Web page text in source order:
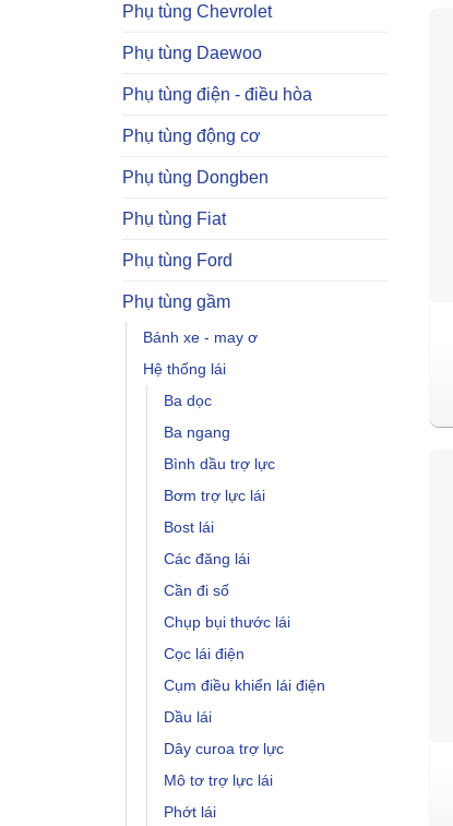
Phụ tùng Chevrolet
Phụ tùng Daewoo
Phụ tùng điện - điều hòa
Phụ tùng động cơ
Phụ tùng Dongben
Phụ tùng Fiat
Phụ tùng Ford
Phụ tùng gầm
Bánh xe - may ơ
Hệ thống lái
Ba dọc
Ba ngang
Bình dầu trợ lực
Bơm trợ lực lái
Bost lái
Các đăng lái
Cần đi số
Chụp bụi thước lái
Cọc lái điện
Cụm điều khiển lái điện
Dầu lái
Dây curoa trợ lực
Mô tơ trợ lực lái
Phớt lái